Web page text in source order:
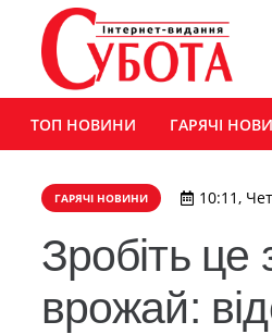
ТОП НОВИНИ ГАРЯЧІ
ГАРЯЧІ НОВИНИ 10:11,
Зробіть це
врожай: